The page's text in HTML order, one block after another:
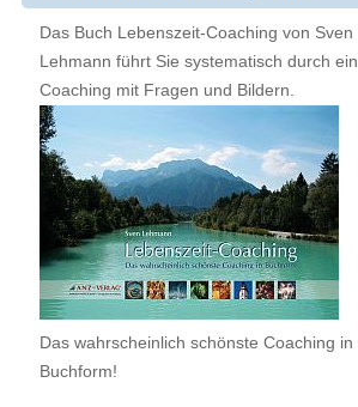
Das Buch Lebenszeit-Coaching von Sven
Lehmann führt Sie systematisch durch ein
Coaching mit Fragen und Bildern.
Das wahrscheinlich schönste Coaching in
Buchform!